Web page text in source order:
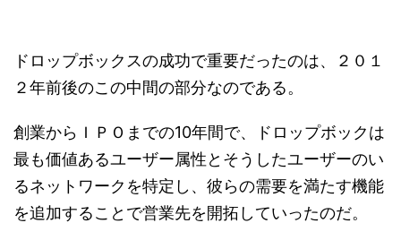
ドロップボックスの成功で重要だったのは、２０１
２年前後のこの中間の部分なのである。
創業からＩＰＯまでの10年間で、ドロップボックは
最も価値あるユーザー属性とそうしたユーザーのい
るネットワークを特定し、彼らの需要を満たす機能
を追加することで営業先を開拓していったのだ。